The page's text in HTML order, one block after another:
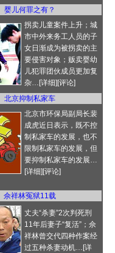
婴儿何罪之有？
拐卖儿童案件上升；城
市中外来务工人员的子
女日渐成为被拐卖的主
要侵害对象；贩卖婴幼
儿犯罪团伙成员更加复
杂…[详细][评论]
北京抑制私家车
北京市环保局副局长裴
成虎近日表示，既不控
制私家车的发展，也不
限制私家车的发展，但
要抑制私家车的发展…
[详细][评论]
佘祥林冤狱11载
丈夫“杀妻”2次判死刑
11年后妻子“复活”；佘
祥林曾交代四种作案经
过五种杀妻动机…[详